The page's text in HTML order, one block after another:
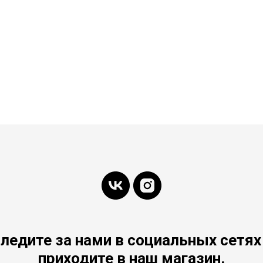
за нами в социальных
приходите в наш магазин.